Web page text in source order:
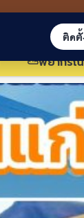
⛅พยากร
ติดตั้